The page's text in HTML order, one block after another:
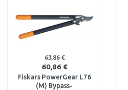
63,86 €
60,86 €
Fiskars PowerGear L76
(M) Bypass-